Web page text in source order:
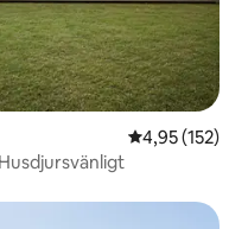
4,95 av 5 i
4,95 (152)